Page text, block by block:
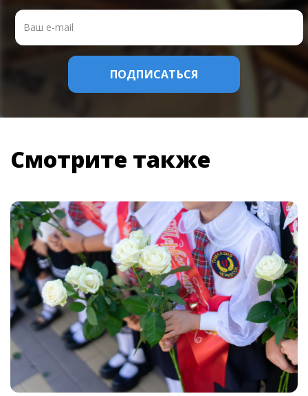
Смотрите также